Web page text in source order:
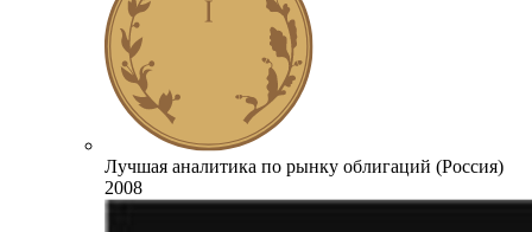
Лучшая аналитика по рынку облигаций (Россия)